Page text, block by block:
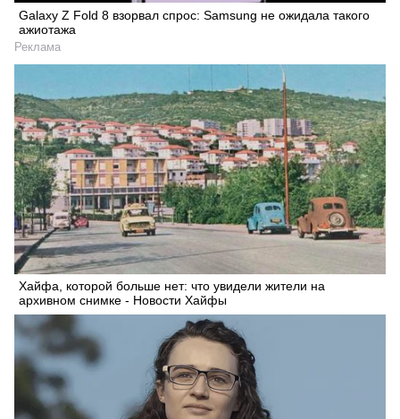
Galaxy Z Fold 8 взорвал спрос: Samsung не ожидала такого
ажиотажа
Реклама
Хайфа, которой больше нет: что увидели жители на
архивном снимке - Новости Хайфы